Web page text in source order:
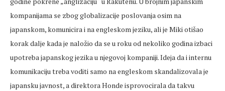
kompanijama se zbog globalizacije poslovanja osim na
japanskom, komunicira i na engleskom jeziku, ali je Miki otišao
korak dalje kada je naložio da se u roku od nekoliko godina izbaci
upotreba japanskog jezika u njegovoj kompaniji. Ideja da i internu
komunikaciju treba voditi samo na engleskom skandalizovala je
japansku javnost, a direktora Honde isprovocirala da takvu